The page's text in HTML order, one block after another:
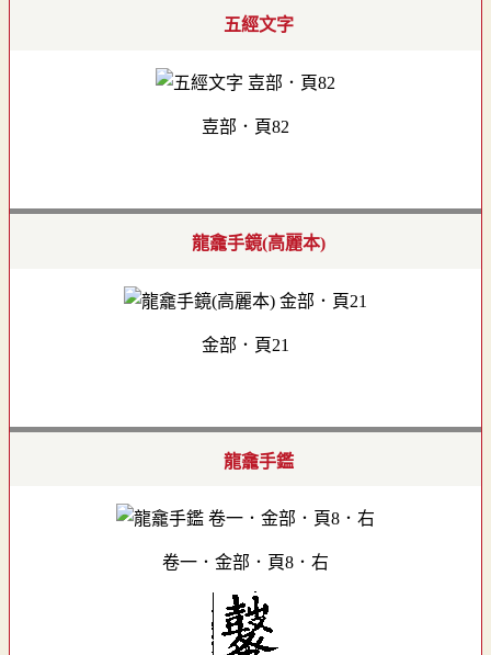
五經文字
壴部．頁82
龍龕手鏡(高麗本)
金部．頁21
龍龕手鑑
卷一．金部．頁8．右